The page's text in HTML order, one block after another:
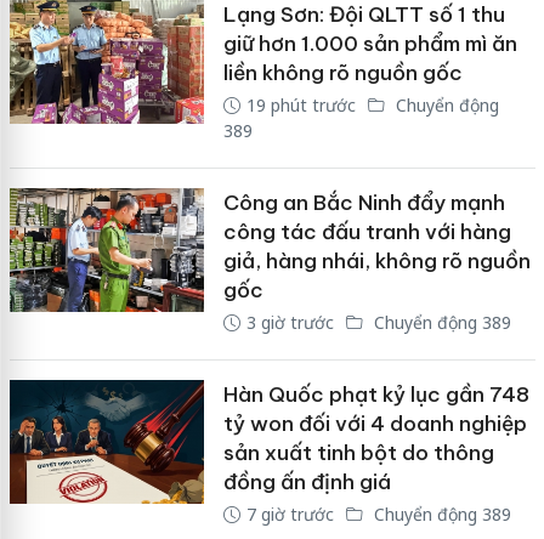
Lạng Sơn: Đội QLTT số 1 thu
giữ hơn 1.000 sản phẩm mì ăn
liền không rõ nguồn gốc
19 phút trước
Chuyển động
389
Công an Bắc Ninh đẩy mạnh
công tác đấu tranh với hàng
giả, hàng nhái, không rõ nguồn
gốc
3 giờ trước Chuyển động 389
Hàn Quốc phạt kỷ lục gần 748
tỷ won đối với 4 doanh nghiệp
sản xuất tinh bột do thông
đồng ấn định giá
7 giờ trước Chuyển động 389